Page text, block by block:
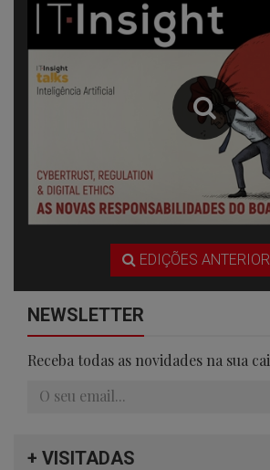
EDIÇÕES
NEWSLETTER
Receba todas as novidades na sua
+ VISITADAS